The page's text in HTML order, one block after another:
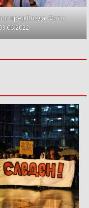
пред Влада. Фото: